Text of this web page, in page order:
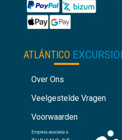
ATLÁNTICO
Over Ons
Veelgestelde Vragen
Voorwaarden